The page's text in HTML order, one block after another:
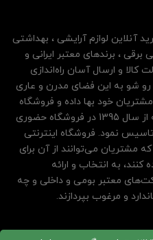
آنلاین لوازم آرایشی ، بهداشتی
، برندهای معتبر ایرانی و
و ارسال آسان راه‌اندازی
شو به این فضای مدرن و عاری
خود بها داده و فروشگاه
اینترنتی خود را بر پایه سال‌ها تجربه از سال 1395 در فروشگاه حضوری
نمود. فروشگاه اینترنتی
مشتریان می‌توانند از آن‌ برای
به انتخاب و ارائه
معتبر بومی و داخلی و چه
و مرغوب بپردازند.